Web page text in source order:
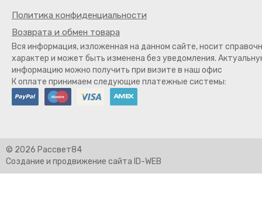
Политика конфиденциальности
Возврата и обмен товара
Вся информация, изложенная на данном сайте, носит
характер и может быть изменена без уведомления.
информацию можно получить при визите в наш офис
К оплате принимаем следующие платежные системы:
© 2026 Рассвет84
Создание и продвижение сайта ID-WEB